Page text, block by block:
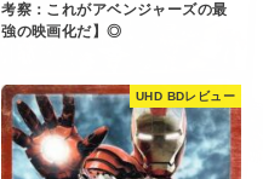
考察：これがアベンジャーズの最
強の映画化だ】◎
UHD BDレビュー